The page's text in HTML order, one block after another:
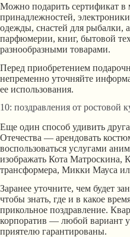
Можно подарить сертификат в
принадлежностей,
одежды, снастей для рыбалки,
парфюмерии, книг, бытовой
разнообразными товарами.
Перед приобретением
непременно уточняйте
ее использования.
10: поздравления от ростовой
Еще один способ удивить
Отечества — арендовать
воспользоваться услугами
изображать Кота Матроскина,
трансформера, Микки Мауса
Заранее уточните, чем будет
чтобы знать, где и в какое
прикольное поздравление.
корпоратив — любой вариант
приятелю гарантированы.